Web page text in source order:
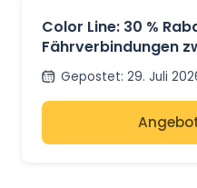
Color Line: 30 %
Fährverbindungen
Kristiansand
Gepostet: 29. Juli